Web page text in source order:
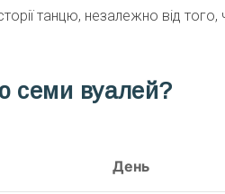
танцю, незалежно від того,
семи вуалей?
День